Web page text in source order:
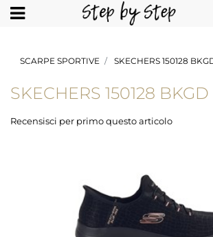
Open
SCARPE SPORTIVE SKECHERS 150128
SKECHERS 150128 BKGD
Recensisci per primo questo articolo